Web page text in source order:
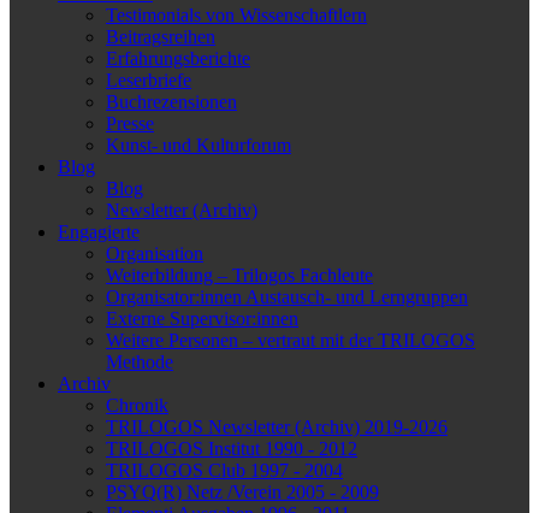
Testimonials von Wissenschaftlern
Beitragsreihen
Erfahrungsberichte
Leserbriefe
Buchrezensionen
Presse
Kunst- und Kulturforum
Blog
Blog
Newsletter (Archiv)
Engagierte
Organisation
Weiterbildung – Trilogos Fachleute
Organisator:innen Austausch- und Lerngruppen
Externe Supervisor:innen
Weitere Personen – vertraut mit der TRILOGOS
Methode
Archiv
Chronik
TRILOGOS Newsletter (Archiv) 2019-2026
TRILOGOS Institut 1990 - 2012
TRILOGOS Club 1997 - 2004
PSYQ(R) Netz /Verein 2005 - 2009